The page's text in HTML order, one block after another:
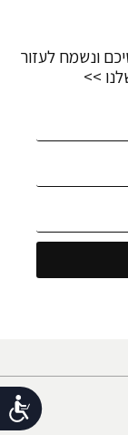
ונשמח לעזור
>>